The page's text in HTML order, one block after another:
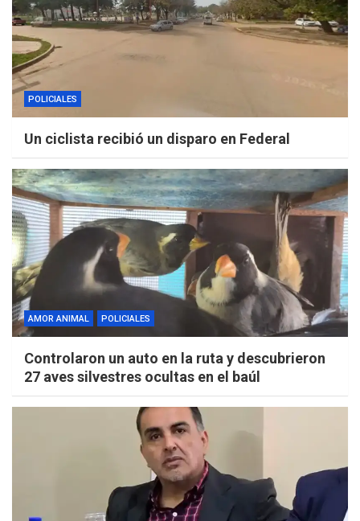
POLICIALES
Un ciclista recibió un disparo en Federal
AMOR ANIMAL POLICIALES
Controlaron un auto en la ruta y descubrieron
27 aves silvestres ocultas en el baúl